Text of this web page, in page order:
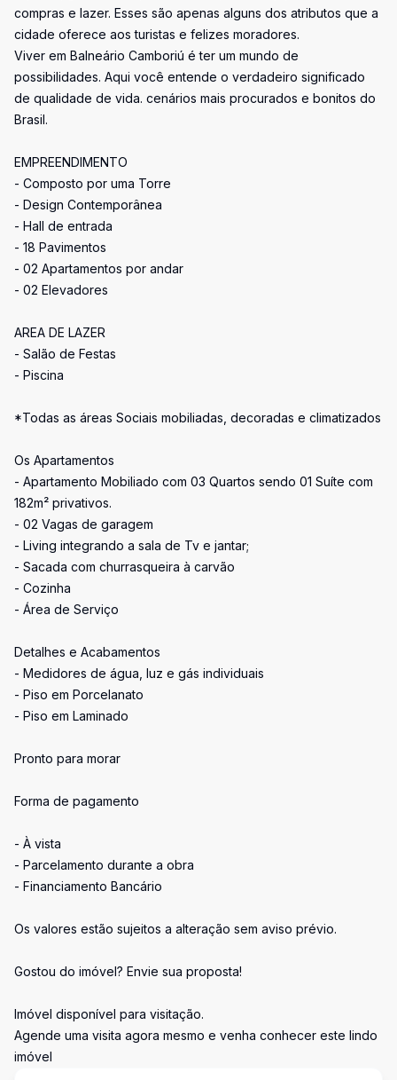
compras e lazer. Esses são apenas alguns dos atributos que a
cidade oferece aos turistas e felizes moradores.
Viver em Balneário Camboriú é ter um mundo de
possibilidades. Aqui você entende o verdadeiro significado
de qualidade de vida. cenários mais procurados e bonitos do
Brasil.
EMPREENDIMENTO
- Composto por uma Torre
- Design Contemporânea
- Hall de entrada
- 18 Pavimentos
- 02 Apartamentos por andar
- 02 Elevadores
AREA DE LAZER
- Salão de Festas
- Piscina
*Todas as áreas Sociais mobiliadas, decoradas e climatizados
Os Apartamentos
- Apartamento Mobiliado com 03 Quartos sendo 01 Suíte com
182m² privativos.
- 02 Vagas de garagem
- Living integrando a sala de Tv e jantar;
- Sacada com churrasqueira à carvão
- Cozinha
- Área de Serviço
Detalhes e Acabamentos
- Medidores de água, luz e gás individuais
- Piso em Porcelanato
- Piso em Laminado
Pronto para morar
Forma de pagamento
- À vista
- Parcelamento durante a obra
- Financiamento Bancário
Os valores estão sujeitos a alteração sem aviso prévio.
Gostou do imóvel? Envie sua proposta!
Imóvel disponível para visitação.
Agende uma visita agora mesmo e venha conhecer este lindo
imóvel